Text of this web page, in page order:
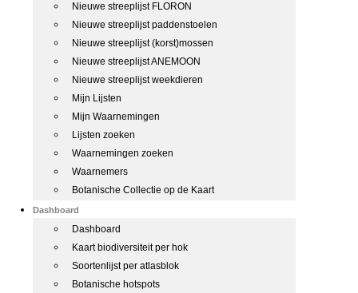
Nieuwe streeplijst FLORON
Nieuwe streeplijst paddenstoelen
Nieuwe streeplijst (korst)mossen
Nieuwe streeplijst ANEMOON
Nieuwe streeplijst weekdieren
Mijn Lijsten
Mijn Waarnemingen
Lijsten zoeken
Waarnemingen zoeken
Waarnemers
Botanische Collectie op de Kaart
Dashboard
Dashboard
Kaart biodiversiteit per hok
Soortenlijst per atlasblok
Botanische hotspots